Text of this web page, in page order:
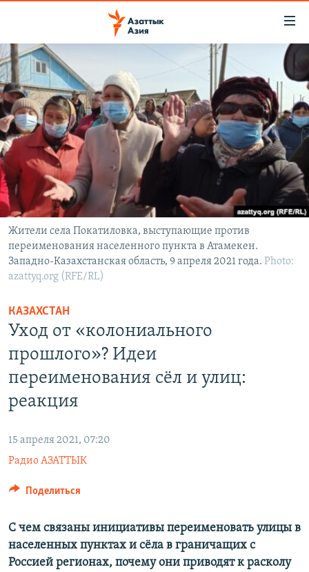
Вернуться
к
основному
содержанию
Вернутся
к
главной
навигации
Вернутся
к
поиску
ЦЕНТРАЛЬНАЯ АЗИЯ
КАЗАХСТАН
КЫРГЫЗСТАН
УЗБЕКИСТАН
ТАДЖИКИСТАН
НОВОСТИ
ВОЙНА В УКРАИНЕ
НА ДРУГИХ ЯЗЫКАХ
ҚАЗАҚША
КЫРГЫЗЧА
ТОҶИКӢ
TÜRKMENÇE
ПОДПИШИТЕСЬ НА НАС В СОЦСЕТЯХ
Все сайты РСЕ/РС
Жители села Покатиловка, выступающие против
переименования населенного пункта в Атамекен.
Западно-Казахстанская область, 9 апреля 2021 года. Photo:
azattyq.org (RFE/RL)
КАЗАХСТАН
Уход от «колониального
прошлого»? Идеи
переименования сёл и улиц:
реакция
15 апреля 2021, 07:20
Радио АЗАТТЫК
Поделиться
С чем связаны инициативы переименовать улицы в
населенных пунктах и сёла в граничащих с
Россией регионах, почему они приводят к расколу